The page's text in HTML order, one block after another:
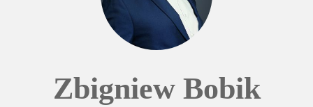
Zbigniew Bobik